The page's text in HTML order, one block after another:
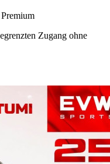
Zugang ohne